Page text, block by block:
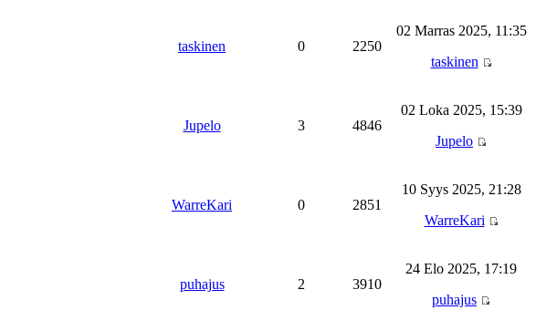
taskinen 0 2250
02 Marras 2025, 11:35
taskinen
Jupelo 3 4846
02 Loka 2025, 15:39
Jupelo
WarreKari 0 2851
10 Syys 2025, 21:28
WarreKari
puhajus 2 3910
24 Elo 2025, 17:19
puhajus